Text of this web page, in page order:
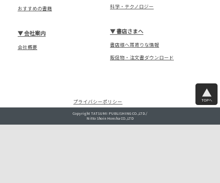
科学・テクノロジー
おすすめの書籍
▼書店さまへ
書店様へ耳寄りな情報
販促物・注文書ダウンロード
▼会社案内
会社概要
プライバシーポリシー TOPへ
Copyright TATSUMI PUBLISHING CO.,LTD./
Nitto Shoin Honsha CO.,LTD